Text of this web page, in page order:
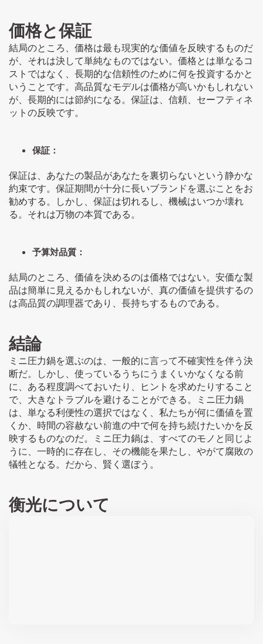
価格と保証
結局のところ、価格は最も現実的な価値を反映するものだ
が、それは決して単純なものではない。価格とは単なるコ
ストではなく、長期的な信頼性のために何を投資するかと
いうことです。高品質なモデルは価格が高いかもしれない
が、長期的には節約になる。保証は、信頼、セーフティネ
ットの反映です。
保証：
保証は、あなたの製品があなたを裏切らないという静かな
約束です。保証期間が十分に長いブランドを選ぶことをお
勧めする。しかし、保証は切れるし、機械はいつか壊れ
る。それは万物の本質である。
予算対品質：
結局のところ、価値を決めるのは価格ではない。安価な製
品は簡単に見えるかもしれないが、真の価値を提供するの
は高品質の調理器であり、長持ちするものである。
結論
ミニ圧力鍋を選ぶのは、一般的に言って不確実性を伴う決
断だ。しかし、使っているうちにうまくいかなくなる前
に、ある程度調べておいたり、ヒントを求めたりすること
で、大きなトラブルを避けることができる。ミニ圧力鍋
は、単なる利便性の選択ではなく、私たちが何に価値を置
くか、時間の容赦ない前進の中で何を持ち続けたいかを反
映するものなのだ。ミニ圧力鍋は、すべてのモノと同じよ
うに、一時的に存在し、その機能を果たし、やがて腐敗の
犠牲となる。だから、賢く選ぼう。
衡光について